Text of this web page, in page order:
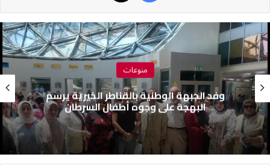
منوعات
وفد الجبهة الوطنية بالقناطر الخيرية يرسم
البهجة على وجوه أطفال السرطان